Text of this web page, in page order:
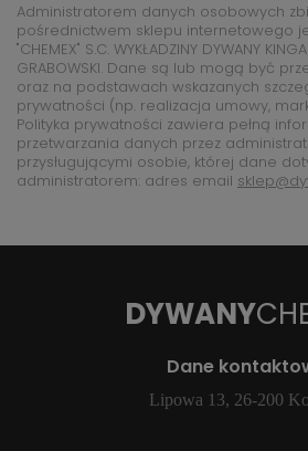
Administratorem danych osobowych
pośrednictwem sklepu internetowego
"CHEMEX" S.C. WYKŁADZINY DYWANY
GRABOWSKI. Dane są lub mogą być
oraz na podstawach wskazanych
prywatności (np. realizacja umowy,
Polityka prywatności zawiera pełną
przetwarzania danych przez
przysługującymi osobie, której dane
administratorem: adres email
DYWANY
Dane
Lipowa 13, 26-200